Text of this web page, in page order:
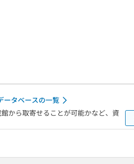
ータベースの一覧
から取寄せることが可能かなど、資